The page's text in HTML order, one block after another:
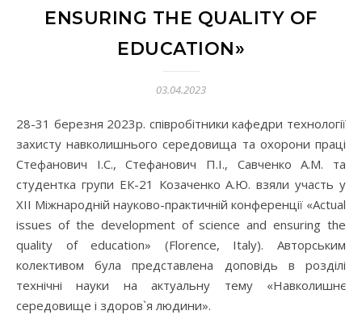
ENSURING THE QUALITY OF
EDUCATION»
03.04.2023
28-31 березня 2023р. співробітники кафедри технології
захисту навколишнього середовища та охорони праці
Стефанович І.С., Стефанович П.І., Савченко А.М. та
студентка групи ЕК-21 Козаченко А.Ю. взяли участь у
ХІІ Міжнародній науково-практичній конференції «Actual
issues of the development of science and ensuring the
quality of education» (Florence, Italy). Авторським
колективом була представлена доповідь в розділі
технічні науки на актуальну тему «Навколишнє
середовище і здоров`я людини».